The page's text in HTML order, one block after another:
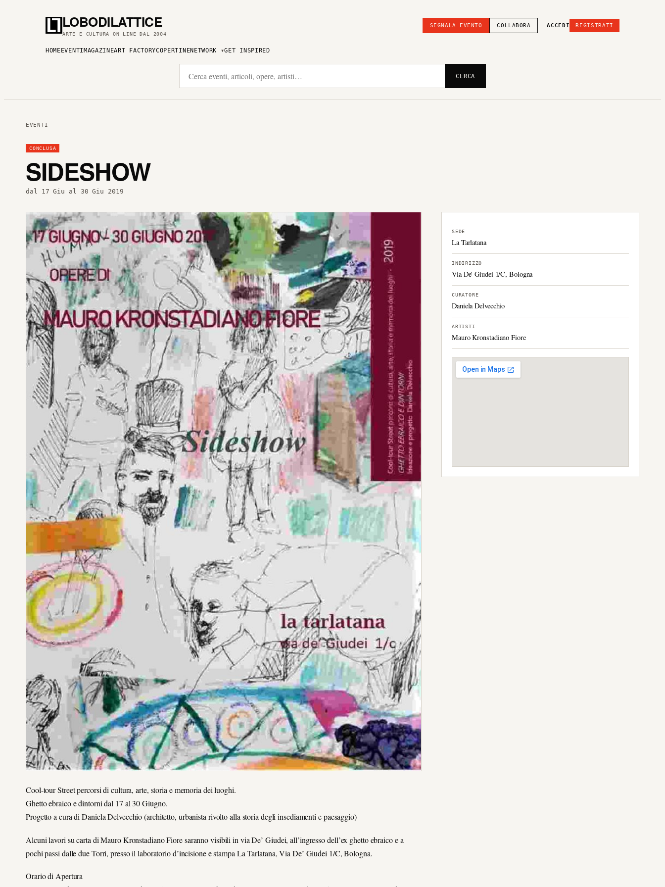
LOBODILATTICE
ARTE E CULTURA ON LINE DAL 2004
SEGNALA EVENTO COLLABORA ACCEDI REGISTRATI
HOME EVENTI MAGAZINEART FACTORYCOPERTINENETWORK GET INSPIRED
CERCA
EVENTI
CONCLUSA
SIDESHOW
dal 17 Giu al 30 Giu 2019
Cool-tour Street percorsi di cultura, arte, storia e memoria dei luoghi.
Ghetto ebraico e dintorni dal 17 al 30 Giugno.
Progetto a cura di Daniela Delvecchio (architetto, urbanista rivolto alla storia degli insediamenti e paesaggio)
Alcuni lavori su carta di Mauro Kronstadiano Fiore saranno visibili in via De’ Giudei, all’ingresso dell’ex ghetto ebraico e a
pochi passi dalle due Torri, presso il laboratorio d’incisione e stampa La Tarlatana, Via De’ Giudei 1/C, Bologna.
Orario di Apertura
SEDE
La Tarlatana
INDIRIZZO
Via De' Giudei 1/C, Bologna
CURATORE
Daniela Delvecchio
ARTISTI
Mauro Kronstadiano Fiore